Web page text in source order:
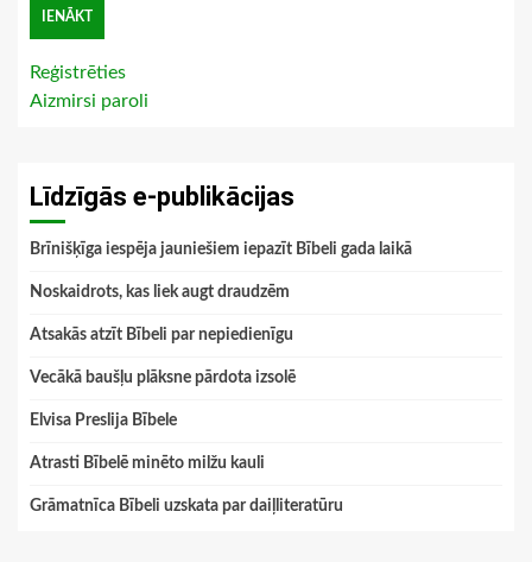
Reģistrēties
Aizmirsi paroli
Līdzīgās e-publikācijas
Brīnišķīga iespēja jauniešiem iepazīt Bībeli gada laikā
Noskaidrots, kas liek augt draudzēm
Atsakās atzīt Bībeli par nepiedienīgu
Vecākā baušļu plāksne pārdota izsolē
Elvisa Preslija Bībele
Atrasti Bībelē minēto milžu kauli
Grāmatnīca Bībeli uzskata par daiļliteratūru